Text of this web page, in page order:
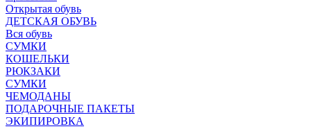
Открытая обувь
ДЕТСКАЯ ОБУВЬ
Вся обувь
СУМКИ
КОШЕЛЬКИ
РЮКЗАКИ
СУМКИ
ЧЕМОДАНЫ
ПОДАРОЧНЫЕ ПАКЕТЫ
ЭКИПИРОВКА